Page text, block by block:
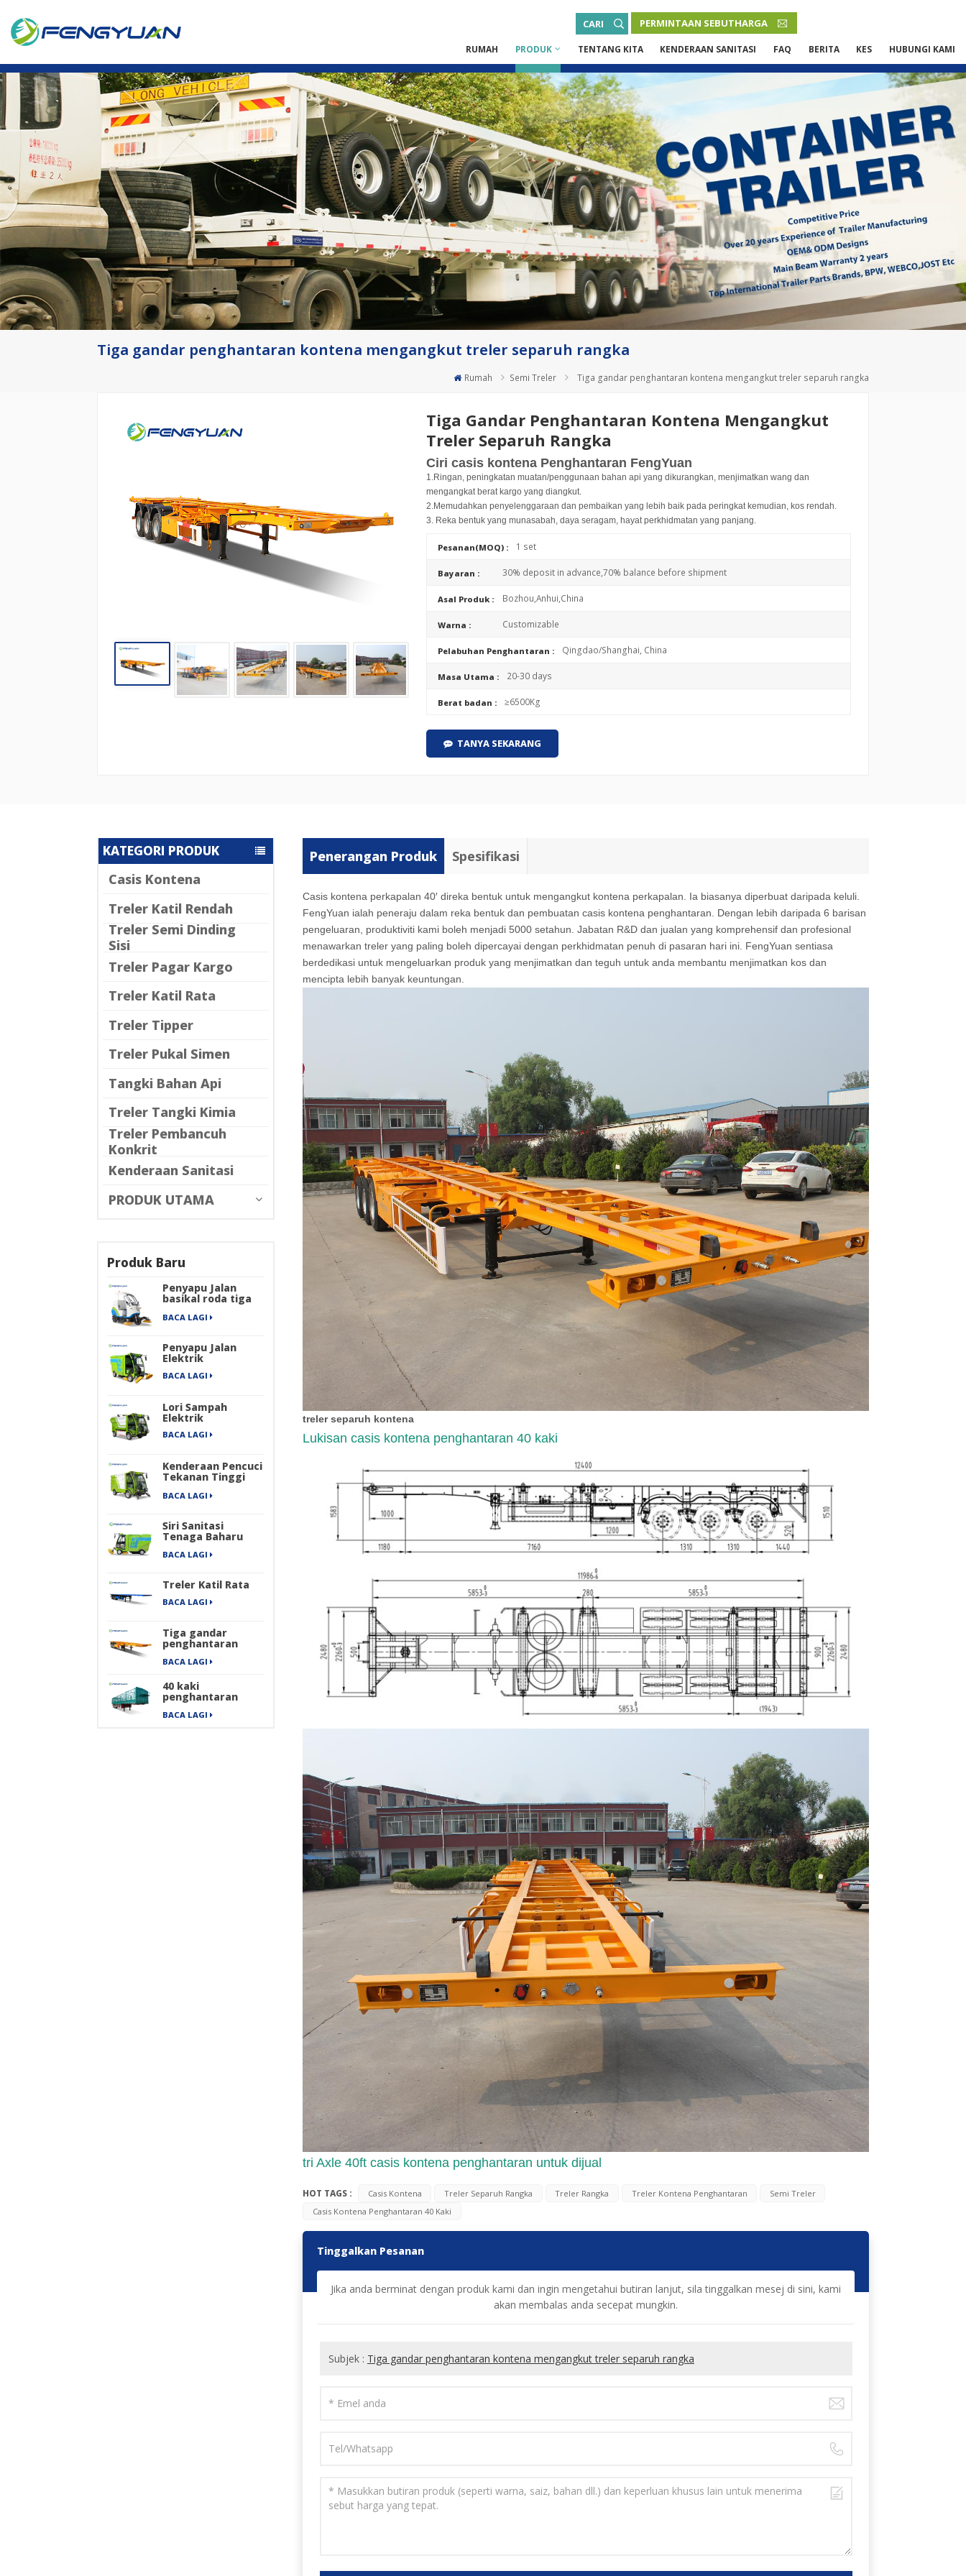
CARI PERMINTAAN SEBUTHARGA
Русский язык
Español
Português
Malay
ภาษา
بالعربية
Türkçe
RUMAH PRODUK TENTANG KITA KENDERAAN SANITASI FAQ BERITA KES HUBUNGI KAMI
Tiga gandar penghantaran kontena mengangkut treler separuh rangka
Rumah Semi Treler Tiga gandar penghantaran kontena mengangkut treler separuh rangka
Tiga Gandar Penghantaran Kontena Mengangkut
Treler Separuh Rangka
Ciri casis kontena Penghantaran FengYuan
1.Ringan, peningkatan muatan/penggunaan bahan api yang dikurangkan, menjimatkan wang dan
mengangkat berat kargo yang diangkut.
2.Memudahkan penyelenggaraan dan pembaikan yang lebih baik pada peringkat kemudian, kos rendah.
3. Reka bentuk yang munasabah, daya seragam, hayat perkhidmatan yang panjang.
Pesanan(MOQ) : 1 set
Bayaran : 30% deposit in advance,70% balance before shipment
Asal Produk : Bozhou,Anhui,China
Warna : Customizable
Pelabuhan Penghantaran : Qingdao/Shanghai, China
Masa Utama : 20-30 days
Berat badan : ≥6500Kg
TANYA SEKARANG
KATEGORI PRODUK
Casis Kontena
Treler Katil Rendah
Treler Semi Dinding
Sisi
Treler Pagar Kargo
Treler Katil Rata
Treler Tipper
Treler Pukal Simen
Tangki Bahan Api
Treler Tangki Kimia
Treler Pembancuh
Konkrit
Kenderaan Sanitasi
PRODUK UTAMA
Produk Baru
Penyapu Jalan
basikal roda tiga
BACA LAGI
Penyapu Jalan
Elektrik
BACA LAGI
Lori Sampah
Elektrik
BACA LAGI
Kenderaan Pencuci
Tekanan Tinggi
BACA LAGI
Siri Sanitasi
Tenaga Baharu
Empat Roda
Penyapu Jalan
Tulen
BACA LAGI
Treler Katil Rata
BACA LAGI
Tiga gandar
penghantaran
kontena
mengangkut
rangka
BACA LAGI
40 kaki
penghantaran
barang berat
pengangkutan
BACA LAGI
Penerangan Produk Spesifikasi
Casis kontena perkapalan 40′ direka bentuk untuk mengangkut kontena perkapalan. Ia biasanya diperbuat daripada keluli.
FengYuan ialah peneraju dalam reka bentuk dan pembuatan casis kontena penghantaran. Dengan lebih daripada 6 barisan
pengeluaran, produktiviti kami boleh menjadi 5000 setahun. Jabatan R&D dan jualan yang komprehensif dan profesional
menawarkan treler yang paling boleh dipercayai dengan perkhidmatan penuh di pasaran hari ini. FengYuan sentiasa
berdedikasi untuk mengeluarkan produk yang menjimatkan dan teguh untuk anda membantu menjimatkan kos dan
mencipta lebih banyak keuntungan.
treler separuh kontena
Lukisan casis kontena penghantaran 40 kaki
tri Axle 40ft casis kontena penghantaran untuk dijual
HOT TAGS : Casis Kontena Treler Separuh Rangka Treler Rangka Treler Kontena Penghantaran
Semi Treler
Casis Kontena Penghantaran 40 Kaki
Tinggalkan Pesanan
Jika anda berminat dengan produk kami dan ingin mengetahui butiran lanjut, sila tinggalkan mesej di sini, kami
akan membalas anda secepat mungkin.
Subjek : Tiga gandar penghantaran kontena mengangkut treler separuh rangka